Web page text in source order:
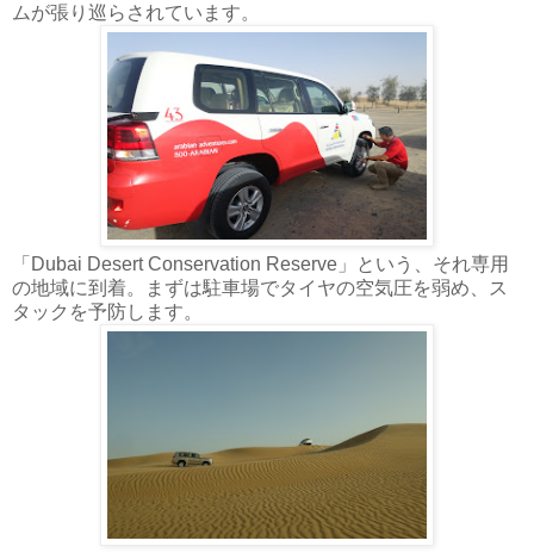
ムが張り巡らされています。
「Dubai Desert Conservation Reserve」という、それ専用
の地域に到着。まずは駐車場でタイヤの空気圧を弱め、ス
タックを予防します。